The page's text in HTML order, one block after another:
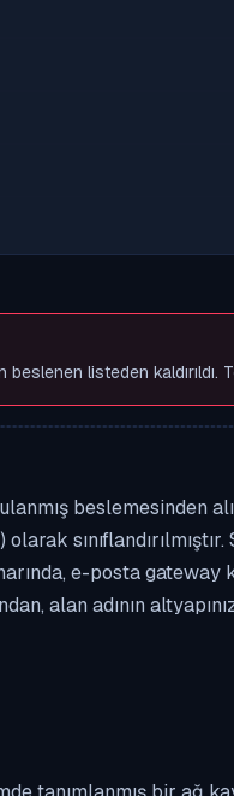
listeden kaldırıldı.
e-posta
alan adının